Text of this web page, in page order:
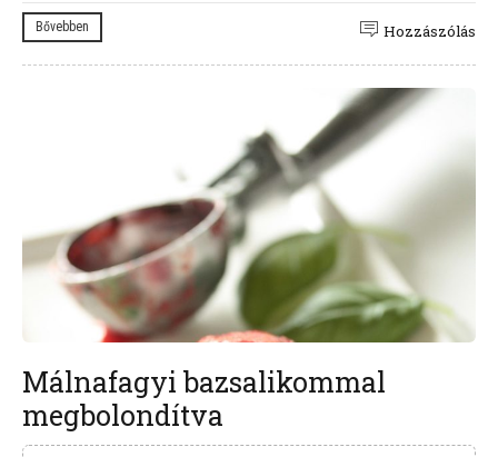
Bővebben Hozzászólás
Málnafagyi bazsalikommal
megbolondítva